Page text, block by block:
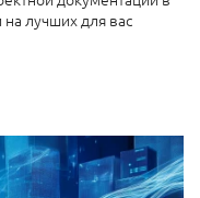
лучших для вас